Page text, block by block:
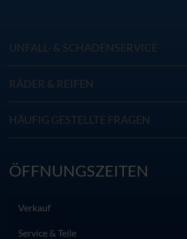
UNFALL- & SCHADENSERVICE
RÄDER & REIFEN
HÄUFIG GESTELLTE FRAGEN
ÖFFNUNGSZEITEN
Verkauf
Service & Teile